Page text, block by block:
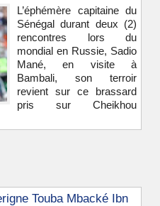
L’éphémère capitaine du
Sénégal durant deux (2)
rencontres lors du
mondial en Russie, Sadio
Mané, en visite à
Bambali, son terroir
revient sur ce brassard
pris sur Cheikhou
Touba Mbacké Ibn